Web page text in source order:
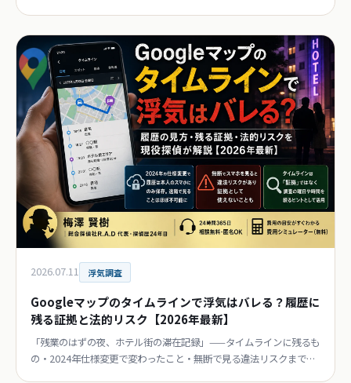
2026.07.11 浮気調査
Googleマップのタイムラインで浮気はバレる？履歴に
残る証拠と法的リスク【2026年最新】
「残業のはずの夜、ホテル街の滞在記録」——タイムラインに残るも
の・2024年仕様変更で変わったこと・無断で見る違法リスクまで、